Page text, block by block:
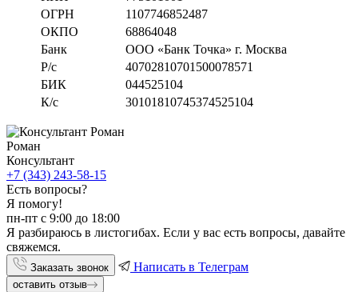
ОГРН
1107746852487
ОКПО
68864048
Банк
ООО «Банк Точка» г. Москва
Р/с
40702810701500078571
БИК
044525104
К/с
30101810745374525104
Роман
Консультант
+7 (343) 243-58-15
Есть вопросы?
Я помогу!
пн-пт с 9:00 до 18:00
Я разбираюсь в листогибах. Если у вас есть вопросы, давайте
свяжемся.
Заказать звонок Написать в Телеграм
оставить отзыв